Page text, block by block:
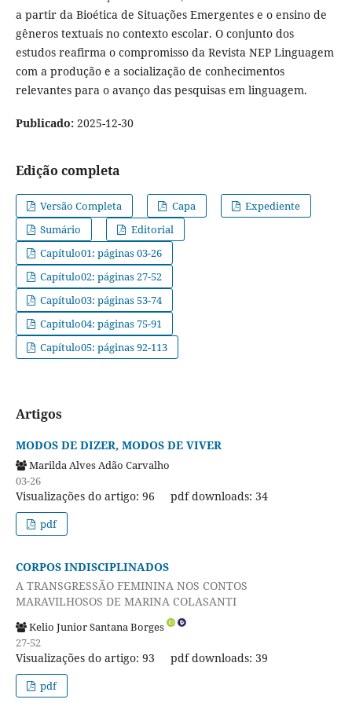
a partir da Bioética de Situações Emergentes e o ensino de
gêneros textuais no contexto escolar. O conjunto dos
estudos reafirma o compromisso da Revista NEP Linguagem
com a produção e a socialização de conhecimentos
relevantes para o avanço das pesquisas em linguagem.
Publicado: 2025-12-30
Edição completa
Versão Completa Capa
Expediente
Sumário
Editorial
Capítulo01: páginas 03-26
Capítulo02: páginas 27-52
Capítulo03: páginas 53-74
Capítulo04: páginas 75-91
Capítulo05: páginas 92-113
Artigos
MODOS DE DIZER, MODOS DE VIVER
Marilda Alves Adão Carvalho
03-26
Visualizações do artigo: 96 pdf downloads: 34
pdf
CORPOS INDISCIPLINADOS
A TRANSGRESSÃO FEMININA NOS CONTOS
MARAVILHOSOS DE MARINA COLASANTI
Kelio Junior Santana Borges
27-52
Visualizações do artigo: 93 pdf downloads: 39
pdf